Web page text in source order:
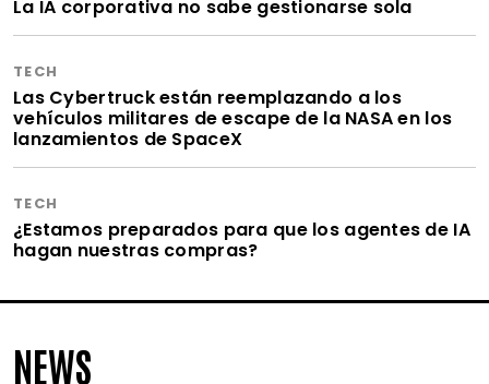
La IA corporativa no sabe gestionarse sola
TECH
Las Cybertruck están reemplazando a los
vehículos militares de escape de la NASA en los
lanzamientos de SpaceX
TECH
¿Estamos preparados para que los agentes de IA
hagan nuestras compras?
NEWS